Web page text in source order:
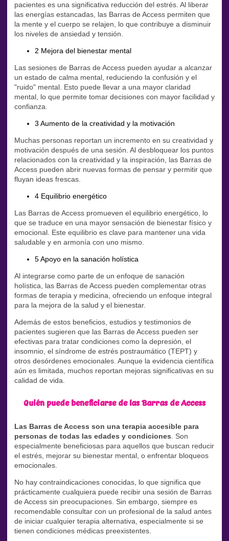
pacientes es una significativa reducción del estrés. Al liberar
las energías estancadas, las Barras de Access permiten que
la mente y el cuerpo se relajen, lo que contribuye a disminuir
los niveles de ansiedad y tensión.
2 Mejora del bienestar mental
Las sesiones de Barras de Access pueden ayudar a alcanzar
un estado de calma mental, reduciendo la confusión y el
"ruido" mental. Esto puede llevar a una mayor claridad
mental, lo que permite tomar decisiones con mayor facilidad y
confianza.
3 Aumento de la creatividad y la motivación
Muchas personas reportan un incremento en su creatividad y
motivación después de una sesión. Al desbloquear los puntos
relacionados con la creatividad y la inspiración, las Barras de
Access pueden abrir nuevas formas de pensar y permitir que
fluyan ideas frescas.
4 Equilibrio energético
Las Barras de Access promueven el equilibrio energético, lo
que se traduce en una mayor sensación de bienestar físico y
emocional. Este equilibrio es clave para mantener una vida
saludable y en armonía con uno mismo.
5 Apoyo en la sanación holística
Al integrarse como parte de un enfoque de sanación
holística, las Barras de Access pueden complementar otras
formas de terapia y medicina, ofreciendo un enfoque integral
para la mejora de la salud y el bienestar.
Además de estos beneficios, estudios y testimonios de
pacientes sugieren que las Barras de Access pueden ser
efectivas para tratar condiciones como la depresión, el
insomnio, el síndrome de estrés postraumático (TEPT) y
otros desórdenes emocionales. Aunque la evidencia científica
aún es limitada, muchos reportan mejoras significativas en su
calidad de vida.
Quién puede beneficiarse de las Barras de Access
Las Barras de Access son una terapia accesible para
personas de todas las edades y condiciones. Son
especialmente beneficiosas para aquellos que buscan reducir
el estrés, mejorar su bienestar mental, o enfrentar bloqueos
emocionales.
No hay contraindicaciones conocidas, lo que significa que
prácticamente cualquiera puede recibir una sesión de Barras
de Access sin preocupaciones. Sin embargo, siempre es
recomendable consultar con un profesional de la salud antes
de iniciar cualquier terapia alternativa, especialmente si se
tienen condiciones médicas preexistentes.